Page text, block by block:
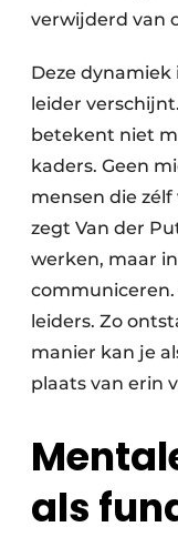
verwijderd van
Deze dynamiek
leider
betekent niet
kaders. Geen
mensen die
zegt Van der
werken, maar
leiders. Zo
manier kan je
plaats van erin
als